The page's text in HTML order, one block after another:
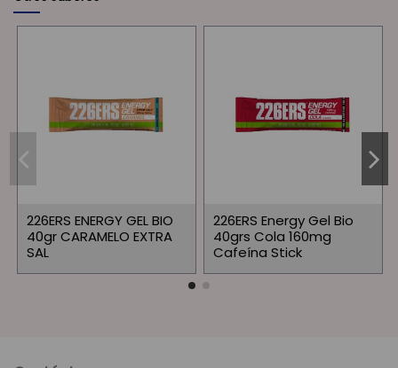
226ERS ENERGY GEL BIO
40gr CARAMELO EXTRA
SAL
226ERS Energy Gel Bio
40grs Cola 160mg
Cafeína Stick